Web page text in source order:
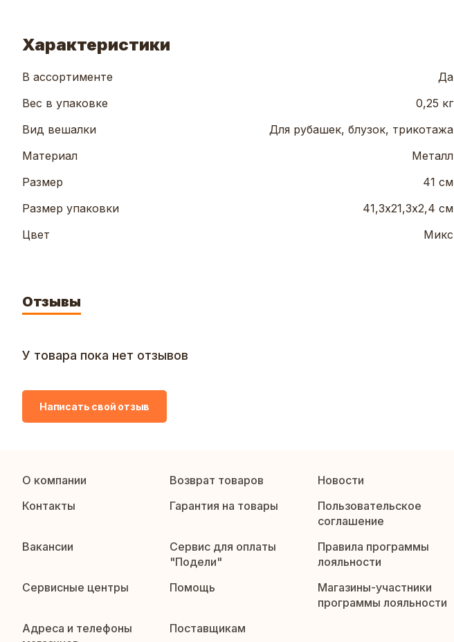
Характеристики
В ассортименте
Да
Вес в упаковке
0,25 кг
Вид вешалки
Для рубашек, блузок, трикотажа
Материал
Металл
Размер
41 см
Размер упаковки
41,3х21,3х2,4 см
Цвет
Микс
Отзывы
У товара пока нет отзывов
Написать свой отзыв
О компании Возврат товаров
Новости
Контакты
Гарантия на товары
Пользовательское
соглашение
Вакансии
Сервис для оплаты
"Подели"
Правила программы
лояльности
Сервисные центры
Помощь
Магазины-участники
программы лояльности
Адреса и телефоны
Поставщикам